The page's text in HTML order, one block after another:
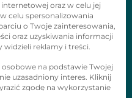
oraz w celu jej
celu spersonalizowania
o Twoje zainteresowania,
oraz uzyskiwania informacji
reklamy i treści.
na podstawie Twojej
uzasadniony interes. Kliknij
zgodę na wykorzystanie